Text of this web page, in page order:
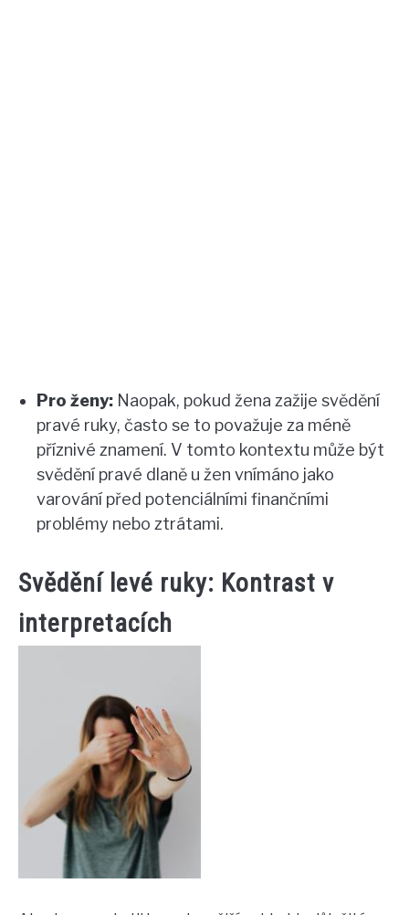
Pro ženy: Naopak, pokud žena zažije svědění
pravé ruky, často se to považuje za méně
příznivé znamení. V tomto kontextu může být
svědění pravé dlaně u žen vnímáno jako
varování před potenciálními finančními
problémy nebo ztrátami.
Svědění levé ruky: Kontrast v
interpretacích